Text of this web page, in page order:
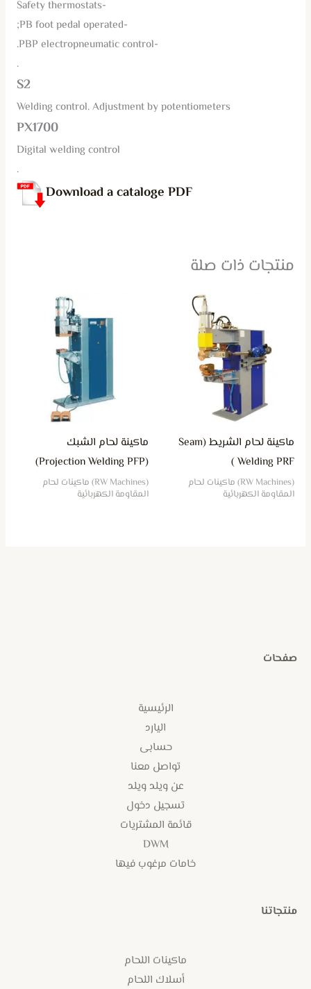
-Safety thermostats
-PB foot pedal operated;
-PBP electropneumatic control.
.
S2
Welding control. Adjustment by potentiometers
PX1700
Digital welding control
.
Download a cataloge PDF
منتجات ذات صلة
ماكينة لحام الشريط (Seam
Welding PRF )
(RW Machines) ماكينات لحام
المقاومة الكهربائية
ماكينة لحام الشبك
(Projection Welding PFP)
(RW Machines) ماكينات لحام
المقاومة الكهربائية
صفحات
الرئيسية
اليارد
حسابى
تواصل معنا
عن ويلد ويلد
تسجيل دخول
قائمة المشتريات
DWM
خامات مرغوب فيها
منتجاتنا
ماكينات اللحام
أسلاك اللحام